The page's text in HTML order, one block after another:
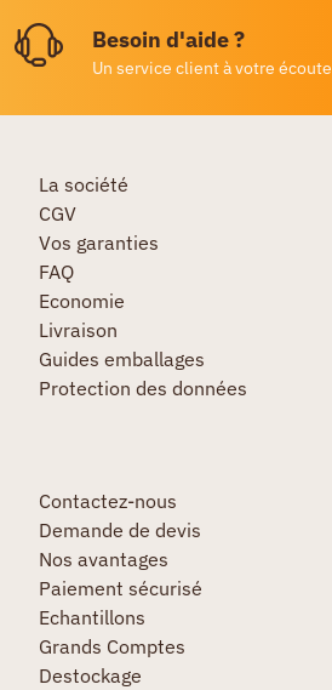
Besoin d'aide ?
Un service client à votre écoute
La société
CGV
Vos garanties
FAQ
Economie
Livraison
Guides emballages
Protection des données
Contactez-nous
Demande de devis
Nos avantages
Paiement sécurisé
Echantillons
Grands Comptes
Destockage